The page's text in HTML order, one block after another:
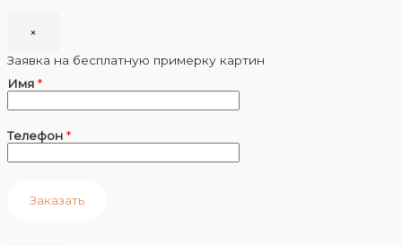
×
Заявка на бесплатную примерку картин
Имя *
Телефон *
Заказать